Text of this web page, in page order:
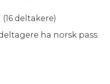
deltakere)
ha norsk pass.